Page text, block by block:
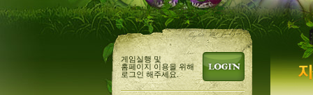
게임실행 및
홈페이지 이용을 위해
로그인 해주세요.
얘들